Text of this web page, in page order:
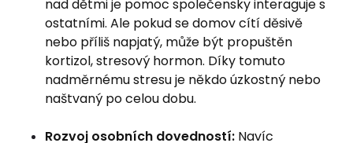
nad dětmi je pomoc společensky interaguje s
ostatními. Ale pokud se domov cítí děsivě
nebo příliš napjatý, může být propuštěn
kortizol, stresový hormon. Díky tomuto
nadměrnému stresu je někdo úzkostný nebo
naštvaný po celou dobu.
Rozvoj osobních dovedností: Navíc